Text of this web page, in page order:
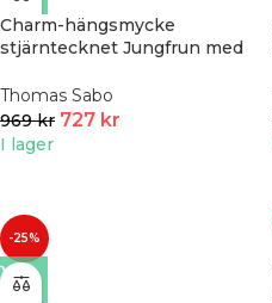
Charm-hängsmycke
stjärntecknet Jungfrun med
Thomas Sabo
969kr 727 kr
I lager
-25%